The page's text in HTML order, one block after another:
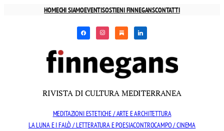
HOMECHI SIAMOEVENTISOSTIENI FINNEGANSCONTATTI
facebookinstagramsubstacklinkedin
RIVISTA DI CULTURA MEDITERRANEA
MEDITAZIONI ESTETICHE / ARTE E ARCHITETTURA
LA LUNA E I FALÒ / LETTERATURA E POESIACONTROCAMPO / CINEMA